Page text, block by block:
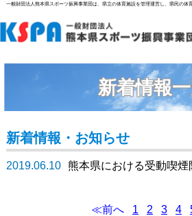
一般財団法人熊本県スポーツ振興事業団は、県立の体育施設を管理運営し、県民の体
新着情報
新着情報・お知らせ
2019.06.10 熊本県における受動喫煙
≪前へ 1 2 3 4